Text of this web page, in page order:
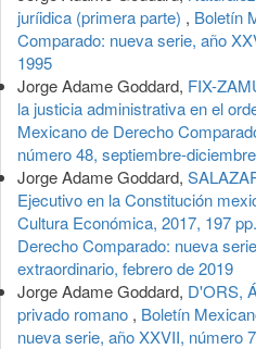
juríidica (primera parte) , Boletín
Comparado: nueva serie, año
1995
Jorge Adame Goddard, FIX-
la justicia administrativa en el
Mexicano de Derecho
número 48, septiembre-
Jorge Adame Goddard,
Ejecutivo en la Constitución
Cultura Económica, 2017, 197 pp.
Derecho Comparado: nueva
extraordinario, febrero de 2019
Jorge Adame Goddard, D'ORS,
privado romano , Boletín
nueva serie, año XXVII, número